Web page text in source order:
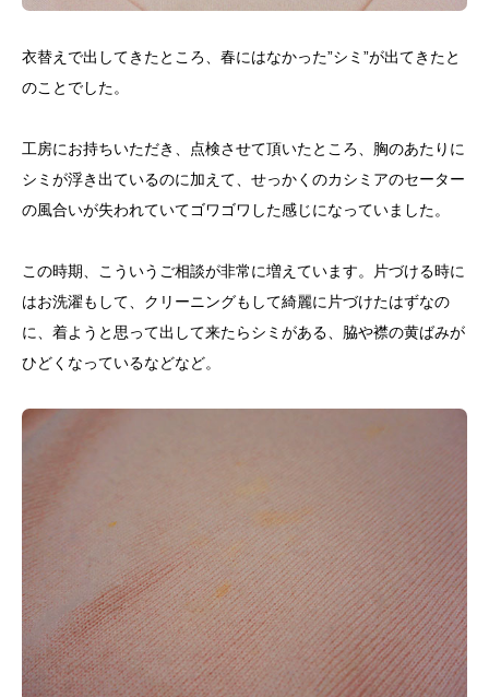
衣替えで出してきたところ、春にはなかった”シミ”が出てきたと
のことでした。
工房にお持ちいただき、点検させて頂いたところ、胸のあたりに
シミが浮き出ているのに加えて、せっかくのカシミアのセーター
の風合いが失われていてゴワゴワした感じになっていました。
この時期、こういうご相談が非常に増えています。片づける時に
はお洗濯もして、クリーニングもして綺麗に片づけたはずなの
に、着ようと思って出して来たらシミがある、脇や襟の黄ばみが
ひどくなっているなどなど。